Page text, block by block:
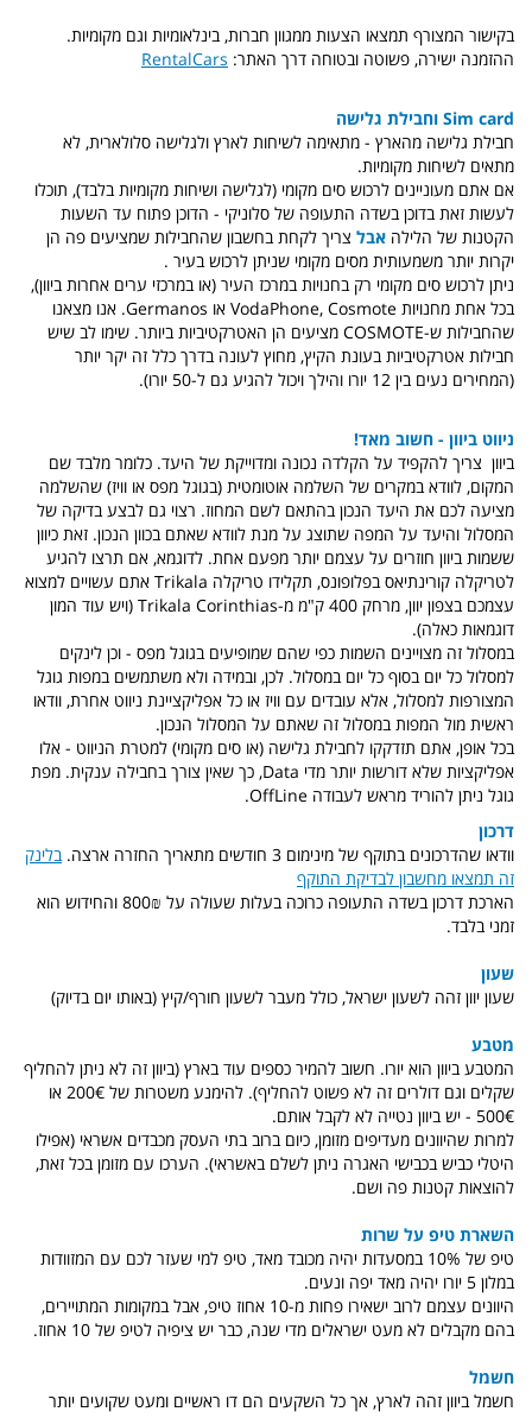
בקישור המצורף תמצאו הצעות ממגוון חברות, בינלאומיות וגם מקומיות.
ההזמנה ישירה, פשוטה ובטוחה דרך האתר: RentalCars
Sim card וחבילת גלישה
חבילת גלישה מהארץ - מתאימה לשיחות לארץ ולגלישה סלולארית, לא
מתאים לשיחות מקומיות.
אם אתם מעוניינים לרכוש סים מקומי (לגלישה ושיחות מקומיות בלבד), תוכלו
לעשות זאת בדוכן בשדה התעופה של סלוניקי - הדוכן פתוח עד השעות
הקטנות של הלילה אבל צריך לקחת בחשבון שהחבילות שמציעים פה הן
יקרות יותר משמעותית מסים מקומי שניתן לרכוש בעיר .
ניתן לרכוש סים מקומי רק בחנויות במרכז העיר (או במרכזי ערים אחרות ביוון),
בכל אחת מחנויות VodaPhone, Cosmote או Germanos. אנו מצאנו
שהחבילות ש-COSMOTE מציעים הן האטרקטיביות ביותר. שימו לב שיש
חבילות אטרקטיביות בעונת הקיץ, מחוץ לעונה בדרך כלל זה יקר יותר
(המחירים נעים בין 12 יורו והילך ויכול להגיע גם ל-50 יורו).
ניווט ביוון - חשוב מאד!
ביוון צריך להקפיד על הקלדה נכונה ומדוייקת של היעד. כלומר מלבד שם
המקום, לוודא במקרים של השלמה אוטומטית (בגוגל מפס או וויז) שהשלמה
מציעה לכם את היעד הנכון בהתאם לשם המחוז. רצוי גם לבצע בדיקה של
המסלול והיעד על המפה שתוצג על מנת לוודא שאתם בכוון הנכון. זאת כיוון
ששמות ביוון חוזרים על עצמם יותר מפעם אחת. לדוגמא, אם תרצו להגיע
לטריקלה קורינתיאס בפלופונס, תקלידו טריקלה Trikala אתם עשויים למצוא
עצמכם בצפון יוון, מרחק 400 ק"מ מ-Trikala Corinthias (ויש עוד המון
דוגמאות כאלה).
במסלול זה מצויינים השמות כפי שהם שמופיעים בגוגל מפס - וכן לינקים
למסלול כל יום בסוף כל יום במסלול. לכן, ובמידה ולא משתמשים במפות גוגל
המצורפות למסלול, אלא עובדים עם וויז או כל אפליקציינת ניווט אחרת, וודאו
ראשית מול המפות במסלול זה שאתם על המסלול הנכון.
בכל אופן, אתם תזדקקו לחבילת גלישה (או סים מקומי) למטרת הניווט - אלו
אפליקציות שלא דורשות יותר מדי Data, כך שאין צורך בחבילה ענקית. מפת
גוגל ניתן להוריד מראש לעבודה OffLine.
דרכון
וודאו שהדרכונים בתוקף של מינימום 3 חודשים מתאריך החזרה ארצה.
בלינק
זה תמצאו מחשבון לבדיקת התוקף
הארכת דרכון בשדה התעופה כרוכה בעלות שעולה על 800₪ והחידוש הוא
זמני בלבד.
שעון
שעון יוון זהה לשעון ישראל, כולל מעבר לשעון חורף/קיץ (באותו יום בדיוק)
מטבע
המטבע ביוון הוא יורו. חשוב להמיר כספים עוד בארץ (ביוון זה לא ניתן להחליף
שקלים וגם דולרים זה לא פשוט להחליף). להימנע משטרות של 200 €
או
500€ - יש ביוון נטייה לא לקבל אותם.
למרות שהיוונים מעדיפים מזומן, כיום ברוב בתי העסק מכבדים אשראי (אפילו
היטלי כביש בכבישי האגרה ניתן לשלם באשראי). הערכו עם מזומן בכל זאת,
להוצאות קטנות פה ושם.
השארת טיפ על שרות
טיפ של 10% במסעדות יהיה מכובד מאד, טיפ למי שעזר לכם עם המזוודות
במלון 5 יורו יהיה מאד יפה ונעים.
היוונים עצמם לרוב ישאירו פחות מ-10 אחוז טיפ, אבל במקומות המתויירים,
בהם מקבלים לא מעט ישראלים מדי שנה, כבר יש ציפיה לטיפ של 10 אחוז.
חשמל
חשמל ביוון זהה לארץ, אך כל השקעים הם דו ראשיים ומעט שקועים יותר